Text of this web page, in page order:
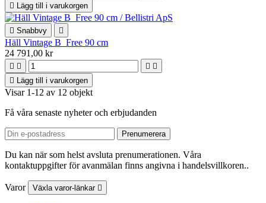

Lägg till i varukorgen
 Snabbvy 
Häll Vintage B_Free 90 cm
24 791,00 kr
   

Lägg till i varukorgen
Visar 1-12 av 12 objekt
Få våra senaste nyheter och erbjudanden
Du kan när som helst avsluta prenumerationen. Våra
kontaktuppgifter för avanmälan finns angivna i handelsvillkoren..
Varor Växla varor-länkar 